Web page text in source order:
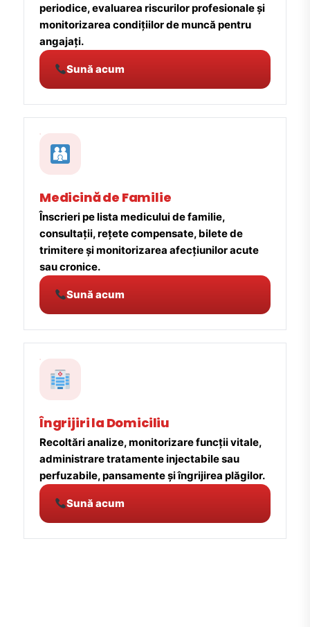
periodice, evaluarea riscurilor profesionale și
monitorizarea condițiilor de muncă pentru
angajați.
Sună acum
Medicină de Familie
Înscrieri pe lista medicului de familie,
consultații, rețete compensate, bilete de
trimitere și monitorizarea afecțiunilor acute
sau cronice.
Sună acum
Îngrijiri la Domiciliu
Recoltări analize, monitorizare funcții vitale,
administrare tratamente injectabile sau
perfuzabile, pansamente și îngrijirea plăgilor.
Sună acum